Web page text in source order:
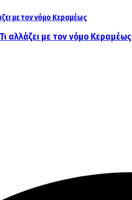
αλλάζει με τον νόμο Κεραμέως